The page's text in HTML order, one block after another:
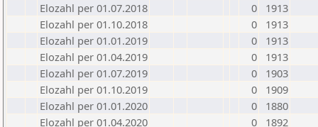
Elozahl per 01.07.2018
0
1913
Elozahl per 01.10.2018
0
1913
Elozahl per 01.01.2019
0
1913
Elozahl per 01.04.2019
0
1913
Elozahl per 01.07.2019
0
1903
Elozahl per 01.10.2019
0
1909
Elozahl per 01.01.2020
0
1880
Elozahl per 01.04.2020
0
1892